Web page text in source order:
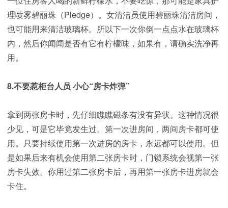
理喷雾碧丽珠（Pledge）。女清洁员使用碧丽珠清洁房间，
也可能用来清洁玻璃杯。所以下一次你倒一点点水在玻璃杯
内，然后你闻闻是否有它有柠檬味，如果有，请确实洗净再
用。
8.不要惹柜台人员 小心“房卡炸弹”
拿到两张房卡时，先仔细瞧瞧磁条有没有异状。这种情况很
少见，可是它毕竟发生过。第一次进房间，两间房卡都可使
用。只要持续使用第一次进房的房卡，永远都可以使用。但
是如果后来有机会使用第二张房卡时，门锁系统会视第一张
房卡失效。你用过第二张房卡后，再用第一张房卡进房就会
卡住。